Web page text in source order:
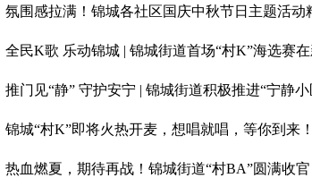
氛围感拉满！锦城各社区国庆中秋节日主题活动
全民K歌 乐动锦城 | 锦城街道首场“村K”海选赛
推门见“静” 守护安宁 | 锦城街道积极推进“宁静
锦城“村K”即将火热开麦，想唱就唱，等你到来！
热血燃夏，期待再战！锦城街道“村BA”圆满收官